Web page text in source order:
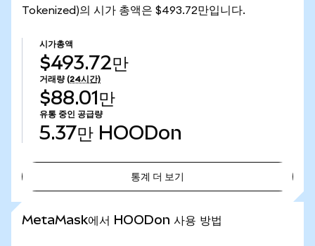
Tokenized)의 시가 총액은 $493.72만입니다.
시가총액
$493.72만
거래량 (24시간)
$88.01만
유통 중인 공급량
5.37만 HOODon
통계 더 보기
MetaMask에서 HOODon 사용 방법